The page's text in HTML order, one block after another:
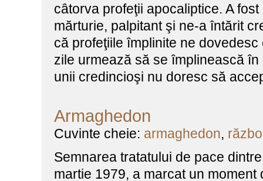
câtorva profeţii apocaliptice. A
mărturie, palpitant şi ne-a întărit
că profeţiile împlinite ne
zile urmează să se împlinească
unii credincioşi nu doresc să
Armaghedon
Cuvinte cheie: armaghedon,
Semnarea tratatului de pace
martie 1979, a marcat un moment